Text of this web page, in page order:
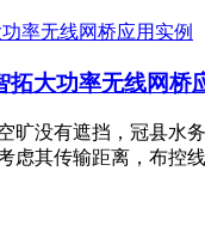
大功率无线网桥
旷没有遮挡，冠县水
虑其传输距离，布控